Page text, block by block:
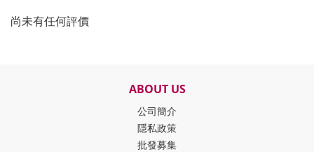
尚未有任何評價
ABOUT US
公司簡介
隱私政策
批發募集